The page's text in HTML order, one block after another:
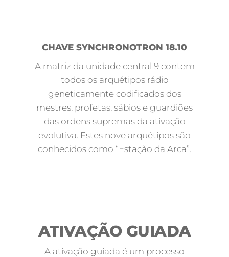
CHAVE SYNCHRONOTRON 18.10
A matriz da unidade central 9 contem
todos os arquétipos rádio
geneticamente codificados dos
mestres, profetas, sábios e guardiões
das ordens supremas da ativação
evolutiva. Estes nove arquétipos são
conhecidos como “Estação da Arca”.
ATIVAÇÃO GUIADA
A ativação guiada é um processo